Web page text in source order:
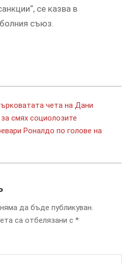
се казва в
съюз.
чета на Дани
смях социолозите
Роналдо по голове на
да бъде публикуван.
са отбелязани с *